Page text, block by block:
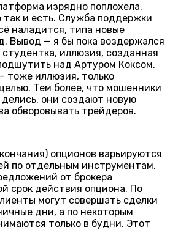
изрядно поплохела.
так и есть. Служба поддержки
наладится, типа новые
Вывод — я бы пока воздержался
студентка, иллюзия, созданная
над Артуром Коксом.
тоже иллюзия, только
Тем более, что мошенники
они создают новую
обворовывать трейдеров.
опционов варьируются
по отдельным инструментам,
от брокера
срок действия опциона. По
могут совершать сделки
дни, а по некоторым
только в будни. Этот